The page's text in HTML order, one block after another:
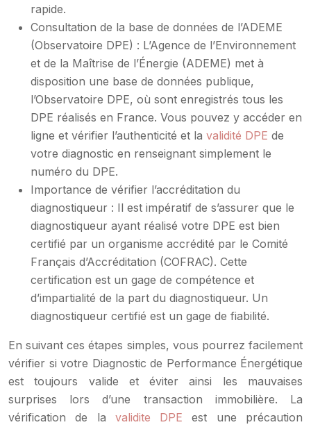
rapide.
Consultation de la base de données de l’ADEME
(Observatoire DPE) : L’Agence de l’Environnement
et de la Maîtrise de l’Énergie (ADEME) met à
disposition une base de données publique,
l’Observatoire DPE, où sont enregistrés tous les
DPE réalisés en France. Vous pouvez y accéder en
ligne et vérifier l’authenticité et la validité DPE de
votre diagnostic en renseignant simplement le
numéro du DPE.
Importance de vérifier l’accréditation du
diagnostiqueur : Il est impératif de s’assurer que le
diagnostiqueur ayant réalisé votre DPE est bien
certifié par un organisme accrédité par le Comité
Français d’Accréditation (COFRAC). Cette
certification est un gage de compétence et
d’impartialité de la part du diagnostiqueur. Un
diagnostiqueur certifié est un gage de fiabilité.
En suivant ces étapes simples, vous pourrez facilement
vérifier si votre Diagnostic de Performance Énergétique
est toujours valide et éviter ainsi les mauvaises
surprises lors d’une transaction immobilière. La
vérification de la validite DPEest une précaution